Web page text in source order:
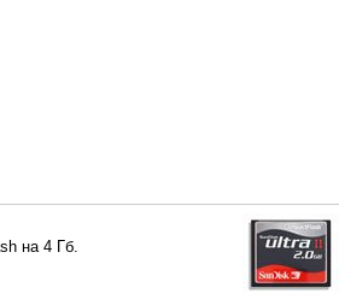
на 4 Гб.